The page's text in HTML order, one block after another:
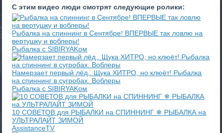
С этим видео люди смотрят следующие ролики:
Рыбалка на спиннинг в Сентябре! ВПЕРВЫЕ так ловлю на
вертушку и воблеры!
Рыбалка с SIBIRYAKом
Намерзает первый лёд.. Щука ХИТРО, но клюёт! Рыбалка
на спиннинг в сугробах. Воблеры
Рыбалка с SIBIRYAKом
10 СОВЕТОВ для РЫБАЛКИ на СПИННИНГ ❄ РЫБАЛКА на
УЛЬТРАЛАЙТ ЗИМОЙ
AssistanceTV